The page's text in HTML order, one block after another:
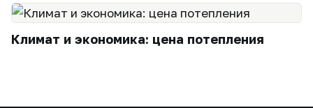
Климат и экономика: цена потепления